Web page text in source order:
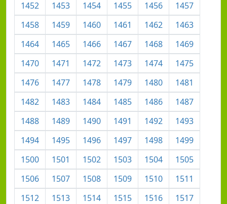
1452
1453 1454 1455 1456
1457
1458
1459 1460 1461 1462
1463
1464
1465 1466 1467 1468
1469
1470
1471 1472 1473 1474
1475
1476
1477 1478 1479 1480
1481
1482
1483 1484 1485 1486
1487
1488
1489 1490 1491 1492
1493
1494
1495 1496 1497 1498
1499
1500
1501 1502 1503 1504
1505
1506
1507 1508 1509 1510
1511
1512
1513 1514 1515 1516
1517